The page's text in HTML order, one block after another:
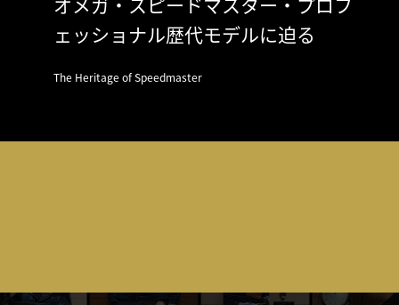
ェッショナル歴代モデルに迫る
The Heritage of Speedmaster